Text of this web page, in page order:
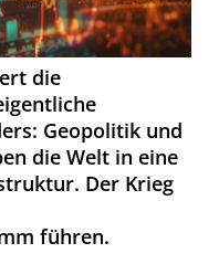
die
Geopolitik und
die Welt in eine
Der Krieg
führen.